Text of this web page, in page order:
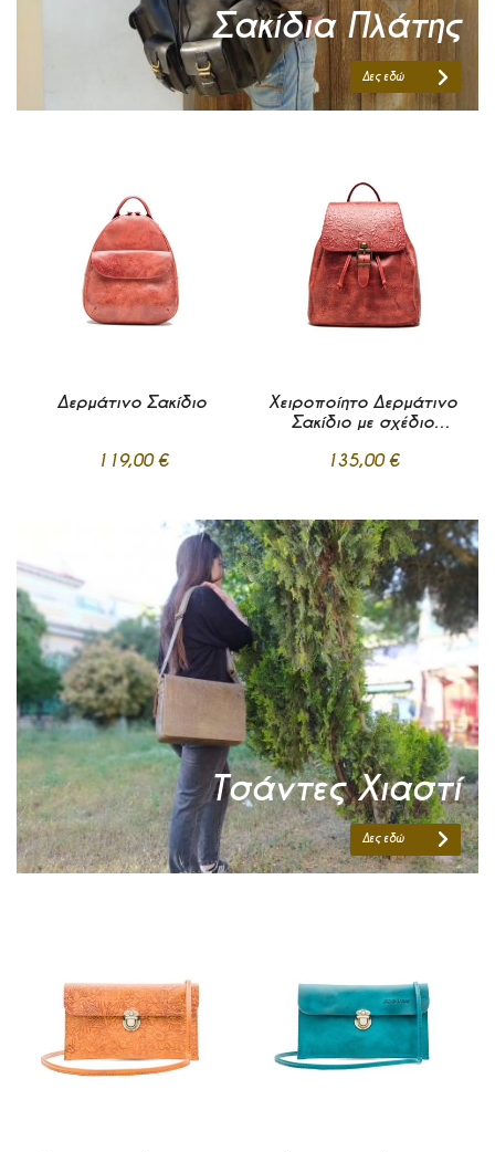
Σακίδια Πλάτης
Δες εδώ
Σε απόθεμα
Προσθήκη στο Καλάθι
Δερμάτινο Σακίδιο
119,00 €
στα
Αγαπημένα
Σε απόθεμα
Προσθήκη στο Καλάθι
Χειροποίητο Δερμάτινο
Σακίδιο με σχέδιο
135,00 €
Τσάντες Χιαστί
Δες εδώ